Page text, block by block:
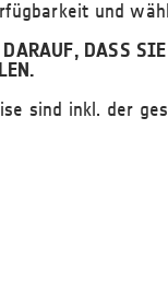
und
DASS
sind inkl. der